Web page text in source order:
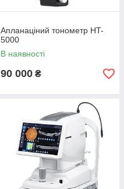
Апланаціний тонометр HT-
5000
В наявності
90 000 ₴